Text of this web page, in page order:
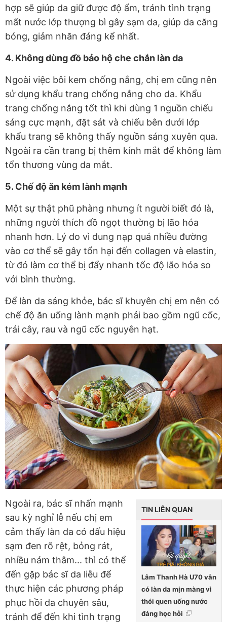
hợp sẽ giúp da giữ được độ ẩm, tránh tình trạng
mất nước lớp thượng bì gây sạm da, giúp da căng
bóng, giảm nhăn đáng kể nhất.
4. Không dùng đồ bảo hộ che chắn làn da
Ngoài việc bôi kem chống nắng, chị em cũng nên
sử dụng khẩu trang chống nắng cho da. Khẩu
trang chống nắng tốt thì khi dùng 1 nguồn chiếu
sáng cực mạnh, đặt sát và chiếu bên dưới lớp
khẩu trang sẽ không thấy nguồn sáng xuyên qua.
Ngoài ra cần trang bị thêm kính mắt để không làm
tổn thương vùng da mắt.
5. Chế độ ăn kém lành mạnh
Một sự thật phũ phàng nhưng ít người biết đó là,
những người thích đồ ngọt thường bị lão hóa
nhanh hơn. Lý do vì dung nạp quá nhiều đường
vào cơ thể sẽ gây tổn hại đến collagen và elastin,
từ đó làm cơ thể bị đẩy nhanh tốc độ lão hóa so
với bình thường.
Để làn da sáng khỏe, bác sĩ khuyên chị em nên có
chế độ ăn uống lành mạnh phải bao gồm ngũ cốc,
trái cây, rau và ngũ cốc nguyên hạt.
TIN LIÊN QUAN
Lâm Thanh Hà U70 vẫn
có làn da mịn màng vì
thói quen uống nước
đáng học hỏi
Ngoài ra, bác sĩ nhấn mạnh
sau kỳ nghỉ lễ nếu chị em
cảm thấy làn da có dấu hiệu
sạm đen rõ rệt, bỏng rát,
nhiều nám thâm... thì có thể
đến gặp bác sĩ da liễu để
thực hiện các phương pháp
phục hồi da chuyên sâu,
tránh để đến khi tình trạng